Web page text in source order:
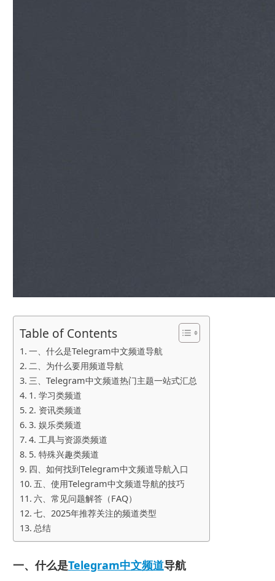
Table of Contents
一、什么是Telegram中文频道导航
二、为什么要用频道导航
三、Telegram中文频道热门主题一站式汇总
1. 学习类频道
2. 资讯类频道
3. 娱乐类频道
4. 工具与资源类频道
5. 特殊兴趣类频道
四、如何找到Telegram中文频道导航入口
五、使用Telegram中文频道导航的技巧
六、常见问题解答（FAQ）
七、2025年推荐关注的频道类型
总结
一、什么是Telegram中文频道导航